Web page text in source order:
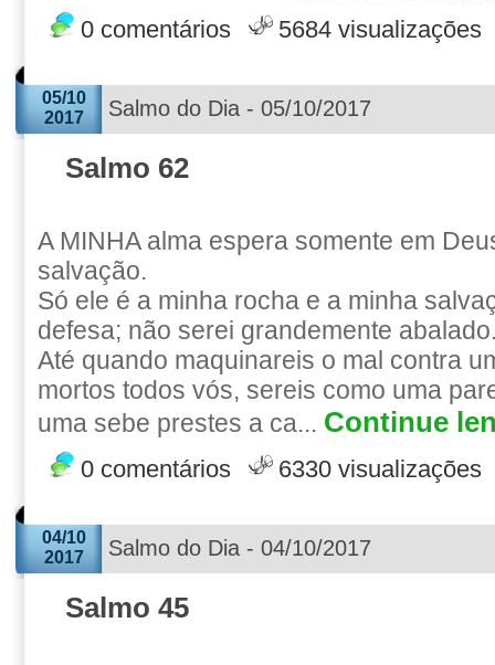
0 comentários 5684 visualizações
05/10
2017
Salmo do Dia - 05/10/2017
Salmo 62
A MINHA alma espera somente em
salvação.
Só ele é a minha rocha e a minha
defesa; não serei grandemente
Até quando maquinareis o mal contra
mortos todos vós, sereis como uma
uma sebe prestes a ca... Continue
0 comentários 6330 visualizações
04/10
2017
Salmo do Dia - 04/10/2017
Salmo 45